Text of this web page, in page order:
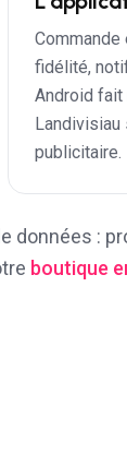
Commande
fidélité,
Android fait
Landivisiau
publicitaire.
données :
boutique